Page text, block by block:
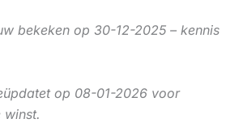
bekeken op 30-12-2025 – kennis
op 08-01-2026 voor
winst.